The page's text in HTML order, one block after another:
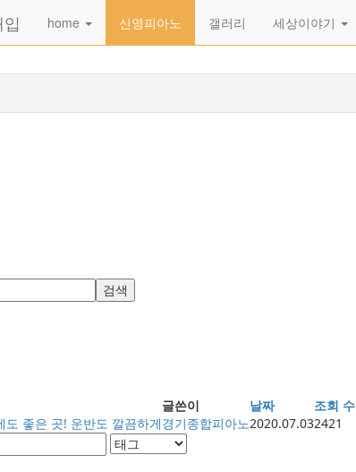
home 신영피아노 갤러리 세상이야기
검색
글쓴이 날짜
조회 수
좋은 곳! 운반도 깔끔하게경기종합피아노2020.07.032421